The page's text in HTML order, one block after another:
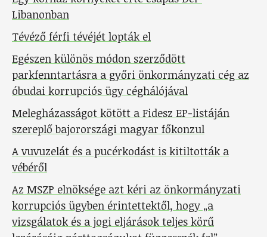
Libanonban
Tévéző férfi tévéjét lopták el
Egészen különös módon szerződött
parkfenntartásra a győri önkormányzati cég az
óbudai korrupciós ügy céghálójával
Melegházasságot kötött a Fidesz EP-listáján
szereplő bajorországi magyar főkonzul
A vuvuzelát és a pucérkodást is kitiltották a
vébéről
Az MSZP elnöksége azt kéri az önkormányzati
korrupciós ügyben érintettektől, hogy „a
vizsgálatok és a jogi eljárások teljes körű